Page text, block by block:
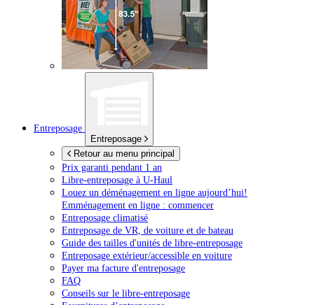
Entreposage
Entreposage
Retour au menu principal
Prix garanti pendant 1 an
Libre-entreposage à U-Haul
Louez un déménagement en ligne aujourd’hui!
Emménagement en ligne : commencer
Entreposage climatisé
Entreposage de VR, de voiture et de bateau
Guide des tailles d'unités de libre-entreposage
Entreposage extérieur/accessible en voiture
Payer ma facture d'entreposage
FAQ
Conseils sur le libre-entreposage